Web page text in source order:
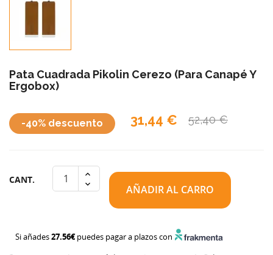
Pata Cuadrada Pikolin Cerezo (para Canapé Y
Ergobox)
31,44 € 52,40 €
-40% descuento
CANT.
AÑADIR AL CARRO
Si añades27.56€puedes pagar a plazos con